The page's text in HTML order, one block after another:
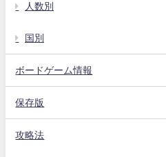
人数別
国別
ボードゲーム情報
保存版
攻略法